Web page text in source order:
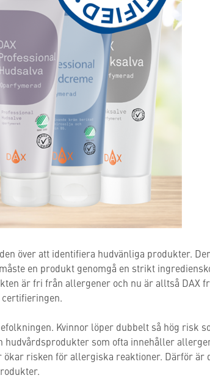
över att identifiera hudvänliga produkter.
en produkt genomgå en strikt
är fri från allergener och nu är alltså DAX
Kvinnor löper dubbelt så hög risk
hudvårdsprodukter som ofta innehåller
risken för allergiska reaktioner. Därför är